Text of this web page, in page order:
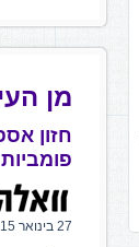
מן
חזון
27 בינואר 2015